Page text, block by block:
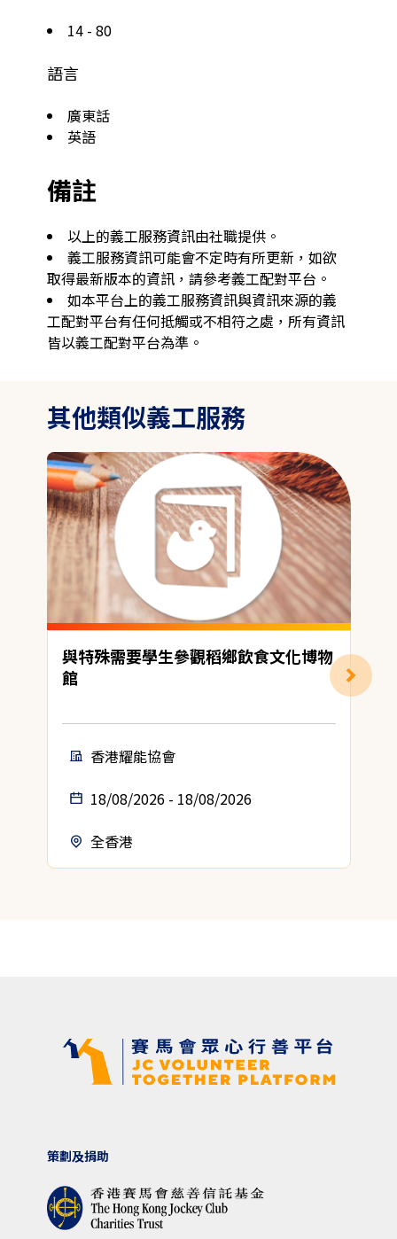
14 - 80
語言
廣東話
英語
備註
以上的義工服務資訊由社職提供。
義工服務資訊可能會不定時有所更新，如欲
取得最新版本的資訊，請參考義工配對平台。
如本平台上的義工服務資訊與資訊來源的義
工配對平台有任何抵觸或不相符之處，所有資訊
皆以義工配對平台為準。
其他類似義工服務
與特殊需要學生參觀稻鄉飲食文化博物
館
香港耀能協會
18/08/2026 - 18/08/2026
全香港
策劃及捐助